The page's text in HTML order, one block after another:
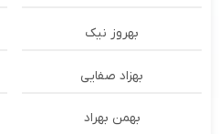
بهروز نیک
بهزاد صفایی
بهمن بهراد